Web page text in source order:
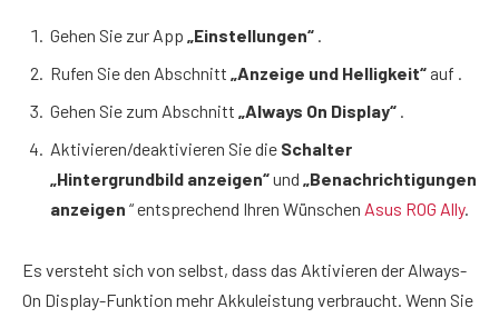
Gehen Sie zur App „Einstellungen“
Rufen Sie den Abschnitt „Anzeige und Helligkeit“ auf .
Gehen Sie zum Abschnitt „Always On Display“
Aktivieren/deaktivieren Sie die Schalter
„Hintergrundbild anzeigen“und „Benachrichtigungen
anzeigen “ entsprechend Ihren Wünschen Asus ROG Ally.
Es versteht sich von selbst, dass das Aktivieren der Always-
On Display-Funktion mehr Akkuleistung verbraucht. Wenn Sie